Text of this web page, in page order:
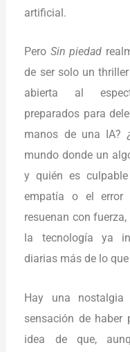
artificial.
Pero Sin piedad
de ser solo un
abierta al
preparados para
manos de una IA?
mundo donde un
y quién es
empatía o el error
resuenan con
la tecnología ya
diarias más de lo
Hay una
sensación de haber
idea de que,